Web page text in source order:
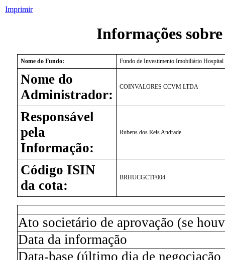
Imprimir
Informações
Nome do Fundo: Fundo de Investimento Imobiliário Hospital
Nome do
Administrador:
COINVALORES CCVM LTDA
Responsável
pela
Informação:
Rubens dos Reis Andrade
Código ISIN
da cota:
BRHUCGCTF004
Ato societário de aprovação (se
Data da informação
Data-base (último dia de negociação